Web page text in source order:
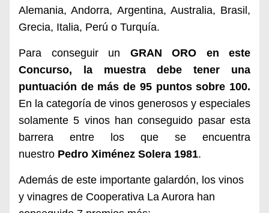
Alemania, Andorra, Argentina, Australia, Brasil,
Grecia, Italia, Perú o Turquía.
Para conseguir un GRAN ORO en este
Concurso, la muestra debe tener una
puntuación de más de 95 puntos sobre 100.
En la categoría de vinos generosos y especiales
solamente 5 vinos han conseguido pasar esta
barrera entre los que se encuentra
nuestro Pedro Ximénez Solera 1981.
Además de este importante galardón, los vinos
y vinagres de Cooperativa La Aurora han